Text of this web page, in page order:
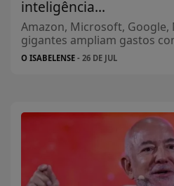
inteligência...
Amazon, Microsoft, Google,
gigantes ampliam gastos
O ISABELENSE - 26 DE JUL